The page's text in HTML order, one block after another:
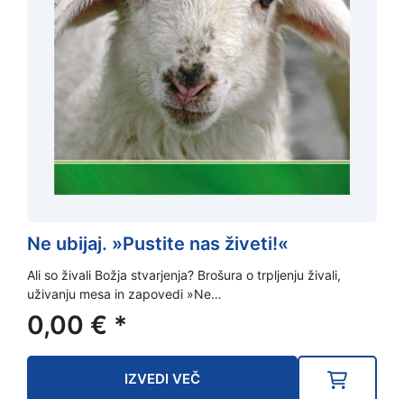
Ne ubijaj. »Pustite nas živeti!«
Ali so živali Božja stvarjenja? Brošura o trpljenju živali,
uživanju mesa in zapovedi »Ne…
0,00 € *
IZVEDI VEČ